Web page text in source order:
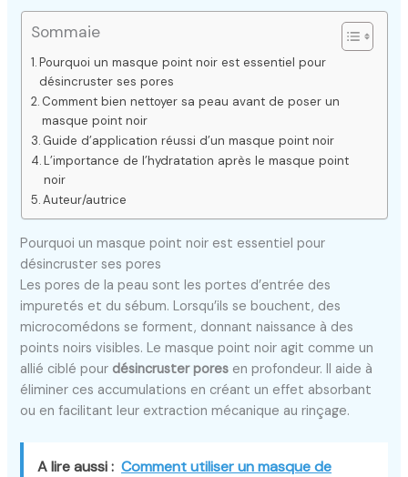
Sommaie
Pourquoi un masque point noir est essentiel pour
désincruster ses pores
Comment bien nettoyer sa peau avant de poser un
masque point noir
Guide d’application réussi d’un masque point noir
L’importance de l’hydratation après le masque point
noir
Auteur/autrice
Pourquoi un masque point noir est essentiel pour
désincruster ses pores
Les pores de la peau sont les portes d’entrée des
impuretés et du sébum. Lorsqu’ils se bouchent, des
microcomédons se forment, donnant naissance à des
points noirs visibles. Le masque point noir agit comme un
allié ciblé pourdésincruster pores en profondeur. Il aide à
éliminer ces accumulations en créant un effet absorbant
ou en facilitant leur extraction mécanique au rinçage.
A lire aussi : Comment utiliser un masque de